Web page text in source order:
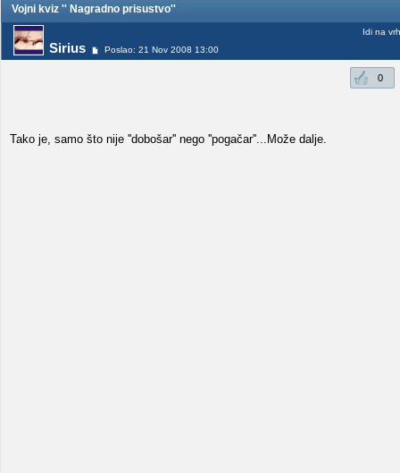
Vojni kviz '' Nagradno prisustvo''
Sirius Poslao: 21 Nov 2008 13:00
Idi na vrh
0
Tako je, samo što nije ''dobošar'' nego ''pogačar''...Može dalje.